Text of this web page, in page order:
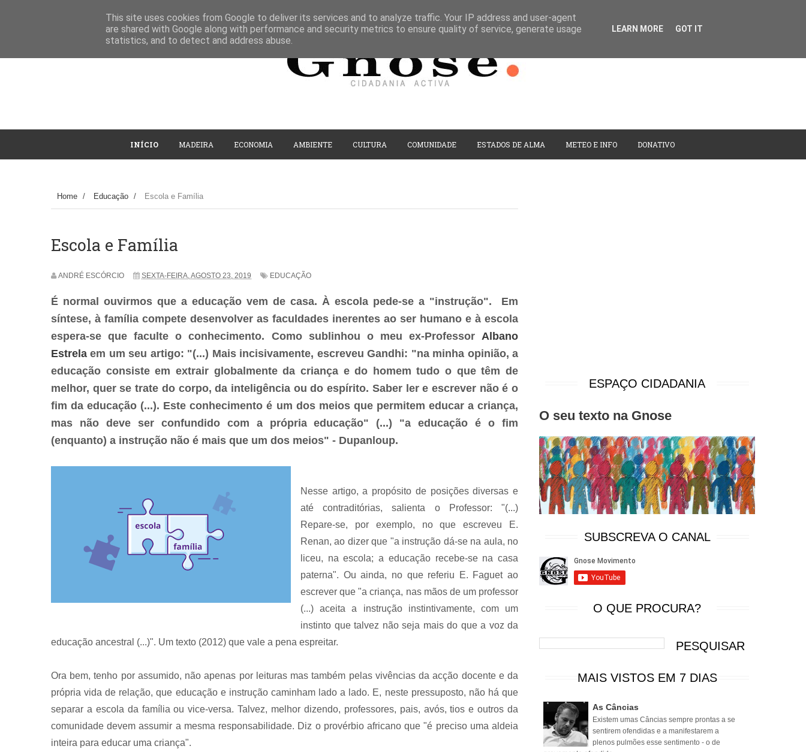
INÍCIO MADEIRA ECONOMIA AMBIENTE CULTURA COMUNIDADE ESTADOS DE ALMA METEO E INFO DONATIVO
Home / Educação / Escola e Família
Escola e Família
ANDRÉ ESCÓRCIO SEXTA-FEIRA, AGOSTO 23, 2019 EDUCAÇÃO
É normal ouvirmos que a educação vem de casa. À escola pede-se a "instrução". Em
síntese, à família compete desenvolver as faculdades inerentes ao ser humano e à escola
espera-se que faculte o conhecimento. Como sublinhou o meu ex-ProfessorAlbano
Estrela em um seu artigo: "(...) Mais incisivamente, escreveu Gandhi: "na minha opinião, a
educação consiste em extrair globalmente da criança e do homem tudo o que têm de
melhor, quer se trate do corpo, da inteligência ou do espírito. Saber ler e escrever não é o
fim da educação (...). Este conhecimento é um dos meios que permitem educar a criança,
mas não deve ser confundido com a própria educação" (...) "a educação é o fim
(enquanto) a instrução não é mais que um dos meios" - Dupanloup.
Nesse artigo, a propósito de posições diversas e
até contraditórias, salienta o Professor: "(...)
Repare-se, por exemplo, no que escreveu E.
Renan, ao dizer que "a instrução dá-se na aula, no
liceu, na escola; a educação recebe-se na casa
paterna". Ou ainda, no que referiu E. Faguet ao
escrever que "a criança, nas mãos de um professor
(...) aceita a instrução instintivamente, com um
instinto que talvez não seja mais do que a voz da
educação ancestral (...)". Um texto (2012) que vale a pena espreitar.
Ora bem, tenho por assumido, não apenas por leituras mas também pelas vivências da acção docente e da
própria vida de relação, que educação e instrução caminham lado a lado. E, neste pressuposto, não há que
separar a escola da família ou vice-versa. Talvez, melhor dizendo, professores, pais, avós, tios e outros da
comunidade devem assumir a mesma responsabilidade. Diz o provérbio africano que "é preciso uma aldeia
inteira para educar uma criança".
ESPAÇO CIDADANIA
O seu texto na Gnose
SUBSCREVA O CANAL
O QUE PROCURA?
MAIS VISTOS EM 7 DIAS
As Câncias
Existem umas Câncias sempre prontas a se
sentirem ofendidas e a manifestarem a
plenos pulmões esse sentimento - o de
This site uses cookies from Google to deliver its services and to analyze traffic. Your IP address and user-agent
are shared with Google along with performance and security metrics to ensure quality of service, generate usage
statistics, and to detect and address abuse.
LEARN MORE GOT IT